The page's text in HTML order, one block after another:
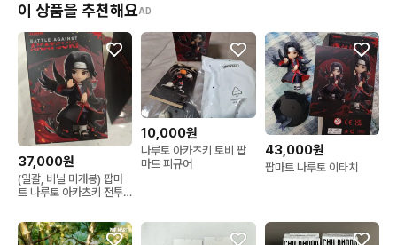
이 상품을 추천해요AD
37,000원
(일괄, 비닐 미개봉) 팝마
트 나루토 아카츠키 전투
10,000원
나루토 아카츠키 토비 팝
마트 피규어
43,000원
팝마트 나루토 이타치